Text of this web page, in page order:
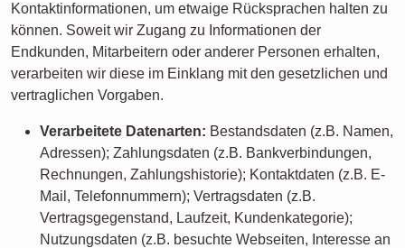
Kontaktinformationen, um etwaige Rücksprachen halten zu
können. Soweit wir Zugang zu Informationen der
Endkunden, Mitarbeitern oder anderer Personen erhalten,
verarbeiten wir diese im Einklang mit den gesetzlichen und
vertraglichen Vorgaben.
Verarbeitete Datenarten: Bestandsdaten (z.B. Namen,
Adressen); Zahlungsdaten (z.B. Bankverbindungen,
Rechnungen, Zahlungshistorie); Kontaktdaten (z.B. E-
Mail, Telefonnummern); Vertragsdaten (z.B.
Vertragsgegenstand, Laufzeit, Kundenkategorie);
Nutzungsdaten (z.B. besuchte Webseiten, Interesse an